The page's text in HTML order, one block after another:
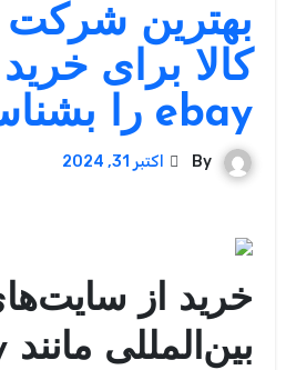
بهترین
کالا برای
ebay را بشناسید
اکتبر 31, 2024
خرید از
بین‌المللی مانند eBay